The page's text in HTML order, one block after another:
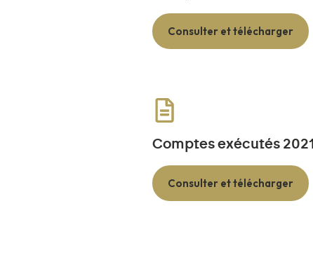
Consulter et télécharger
Comptes exécutés 2021
Consulter et télécharger